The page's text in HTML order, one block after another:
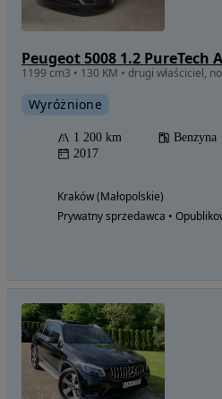
Peugeot 5008 1.2 PureTech
Wyróżnione
1 200 km Benzyna
2017
Kraków (Małopolskie)
Prywatny sprzedawca •